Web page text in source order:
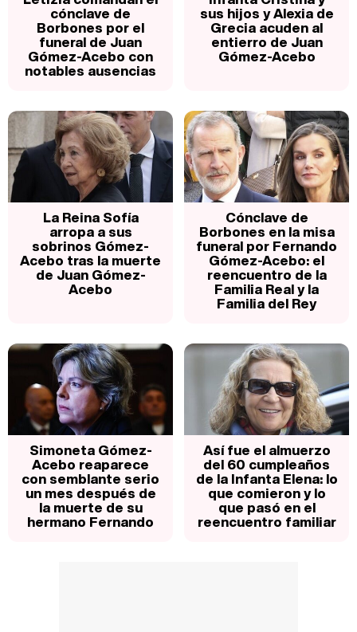
cónclave de
Borbones por el
funeral de Juan
Gómez-Acebo con
notables ausencias
sus hijos y Alexia de
Grecia acuden al
entierro de Juan
Gómez-Acebo
La Reina Sofía
arropa a sus
sobrinos Gómez-
Acebo tras la muerte
de Juan Gómez-
Acebo
Cónclave de
Borbones en la misa
funeral por Fernando
Gómez-Acebo: el
reencuentro de la
Familia Real y la
Familia del Rey
Simoneta Gómez-
Acebo reaparece
con semblante serio
un mes después de
la muerte de su
hermano Fernando
Así fue el almuerzo
del 60 cumpleaños
de la Infanta Elena: lo
que comieron y lo
que pasó en el
reencuentro familiar